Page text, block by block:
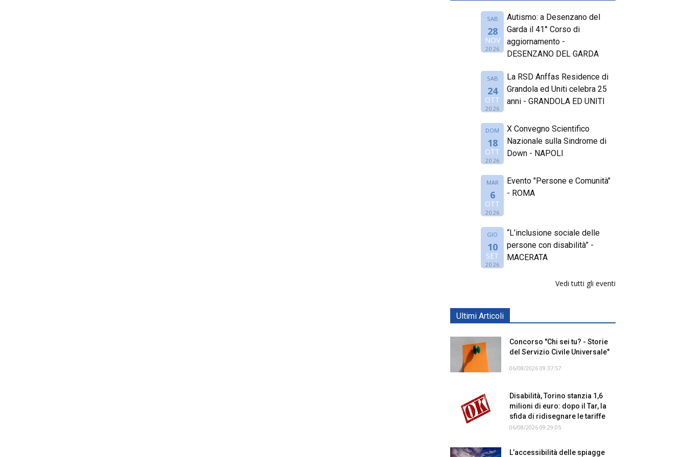
SAB
28
NOV
2026
Autismo: a Desenzano del
Garda il 41° Corso di
aggiornamento -
DESENZANO DEL GARDA
SAB
24
OTT
2026
La RSD Anffas Residence di
Grandola ed Uniti celebra 25
anni - GRANDOLA ED UNITI
DOM
18
OTT
2026
X Convegno Scientifico
Nazionale sulla Sindrome di
Down - NAPOLI
MAR
6
OTT
2026
Evento "Persone e Comunità"
- ROMA
GIO
10
SET
2026
“L’inclusione sociale delle
persone con disabilità” -
MACERATA
Vedi tutti gli eventi
Ultimi Articoli
Concorso "Chi sei tu? - Storie
del Servizio Civile Universale"
06/08/2026 09:37:57
Disabilità, Torino stanzia 1,6
milioni di euro: dopo il Tar, la
sfida di ridisegnare le tariffe
06/08/2026 09:29:05
L’accessibilità delle spiagge